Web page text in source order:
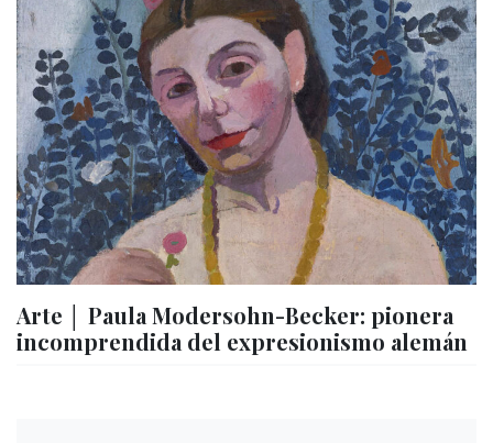
Arte │ Paula Modersohn-Becker: pionera
incomprendida del expresionismo alemán